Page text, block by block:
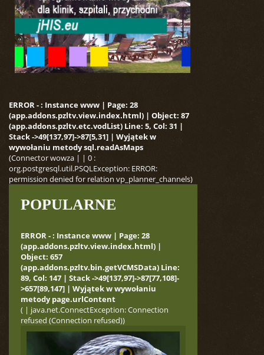
ERROR - : Instance www | Page: 28
(app.addons.pzltv.view.index.html) | Object: 87
(app.addons.pzltv.etc.vodList) Line: 5, Col: 31 |
Stack ->49[137,97]->87[5,31] | Wyjątek w
wywołaniu metody sql.readAsMaps
(Connector wowza | | 0 :
org.postgresql.util.PSQLException: ERROR:
permission denied for relation vp_planner_channels)
POPULARNE
ERROR - : Instance www | Page: 28
(app.addons.pzltv.view.index.html) |
Object: 657
(app.addons.pzltv.bin.getVCMSData) Line:
89, Col: 147 | Stack ->49[137,97]->87[77,108]-
>657[89,147] | Wyjątek w wywołaniu
metody page.urlContent
( | java.net.ConnectException: Connection
refused (Connection refused))